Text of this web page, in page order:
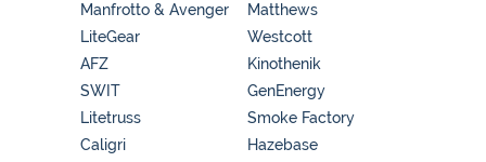
Manfrotto & Avenger
LiteGear
AFZ
SWIT
Litetruss
Caligri
Matthews
Westcott
Kinothenik
GenEnergy
Smoke Factory
Hazebase